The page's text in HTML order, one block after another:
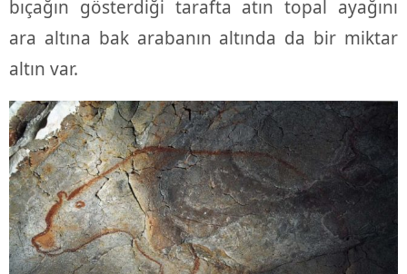
bıçağın gösterdiği tarafta atın topal ayağını
ara altına bak arabanın altında da bir miktar
altın var.